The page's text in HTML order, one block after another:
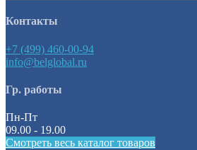
Контакты
+7 (499) 460-00-94
info@belglobal.ru
Гр. работы
Пн-Пт
09.00 - 19.00
Смотреть весь каталог товаров